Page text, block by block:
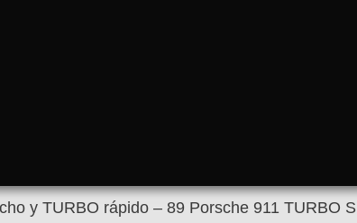
y TURBO rápido – 89 Porsche 911 TURBO S